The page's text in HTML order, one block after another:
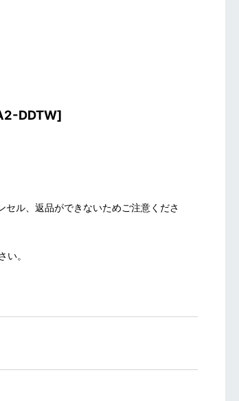
DDTW]
ル、返品ができないためご注意くださ
。